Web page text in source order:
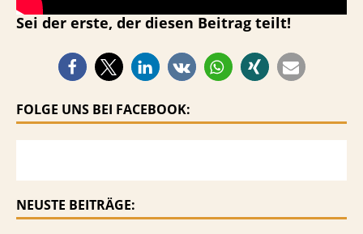
Sei der erste, der diesen Beitrag teilt!
FOLGE UNS BEI FACEBOOK:
NEUSTE BEITRÄGE: